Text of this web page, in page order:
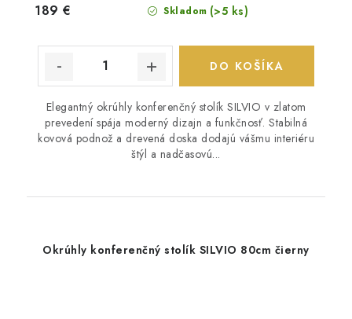
Skladom (>5 ks)
189 €
DO KOŠÍKA
Elegantný okrúhly konferenčný stolík SILVIO v zlatom
prevedení spája moderný dizajn a funkčnosť. Stabilná
kovová podnož a drevená doska dodajú vášmu interiéru
štýl a nadčasovú...
Okrúhly konferenčný stolík SILVIO 80cm čierny